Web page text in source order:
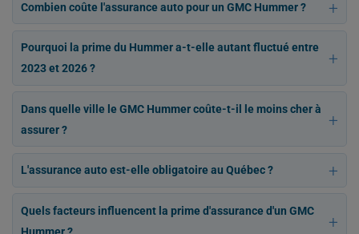
Combien coûte l'assurance auto pour un GMC Hummer ?
Pourquoi la prime du Hummer a-t-elle autant fluctué entre
2023 et 2026 ?
Dans quelle ville le GMC Hummer coûte-t-il le moins cher à
assurer ?
L'assurance auto est-elle obligatoire au Québec ?
Quels facteurs influencent la prime d'assurance d'un GMC
Hummer ?